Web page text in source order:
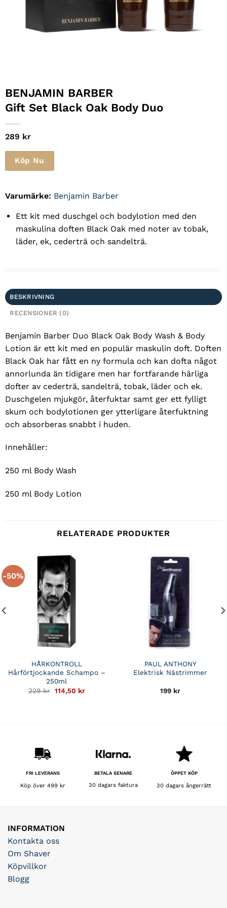
BENJAMIN BARBER
Gift Set Black Oak Body Duo
289 kr
Köp Nu
Varumärke: Benjamin Barber
Ett kit med duschgel och bodylotion med den
maskulina doften Black Oak med noter av tobak,
läder, ek, cederträ och sandelträ.
BESKRIVNING
RECENSIONER (0)
Benjamin Barber Duo Black Oak Body Wash & Body
Lotion är ett kit med en populär maskulin doft. Doften
Black Oak har fått en ny formula och kan dofta något
annorlunda än tidigare men har fortfarande härliga
dofter av cederträ, sandelträ, tobak, läder och ek.
Duschgelen mjukgör, återfuktar samt ger ett fylligt
skum och bodylotionen ger ytterligare återfuktning
och absorberas snabbt i huden.
Innehåller:
250 ml Body Wash
250 ml Body Lotion
RELATERADE PRODUKTER
-50%
HÅRKONTROLL
Hårförtjockande Schampo –
250ml
229kr Det
ursprungliga
114,50 krDet
PAUL ANTHONY
Elektrisk Nästrimmer
199 kr
FRI LEVERANS
Köp över 499 kr
BETALA SENARE
30 dagars faktura
ÖPPET KÖP
30 dagars ångerrätt
INFORMATION
Kontakta oss
Om Shaver
Köpvillkor
Blogg